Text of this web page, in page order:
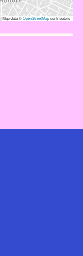
|Map data ©OpenStreetMapcontributors